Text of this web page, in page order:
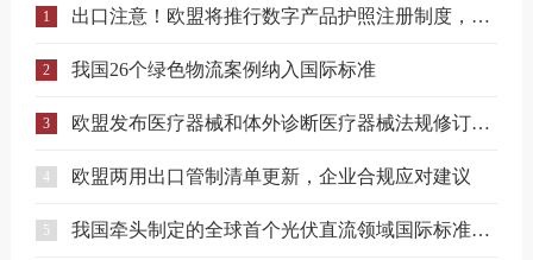
1 出口注意！欧盟将推行数字产品护照注册制度，合规门槛进一步提升！
2 我国26个绿色物流案例纳入国际标准
3 欧盟发布医疗器械和体外诊断医疗器械法规修订提案
4 欧盟两用出口管制清单更新，企业合规应对建议
5 我国牵头制定的全球首个光伏直流领域国际标准正式发布